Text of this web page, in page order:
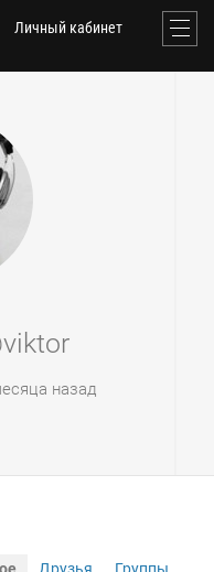
Личный кабинет
назад